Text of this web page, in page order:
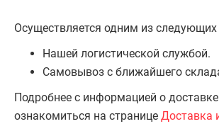
Осуществляется одним из следующих
Нашей логистической службой.
Самовывоз с ближайшего
Подробнее с информацией о
ознакомиться на странице Доставка